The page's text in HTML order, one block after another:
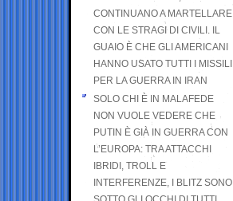
CONTINUANO A MARTELLARE
CON LE STRAGI DI CIVILI. IL
GUAIO È CHE GLI AMERICANI
HANNO USATO TUTTI I MISSILI
PER LA GUERRA IN IRAN
SOLO CHI È IN MALAFEDE
NON VUOLE VEDERE CHE
PUTIN È GIÀ IN GUERRA CON
L’EUROPA: TRA ATTACCHI
IBRIDI, TROLL E
INTERFERENZE, I BLITZ SONO